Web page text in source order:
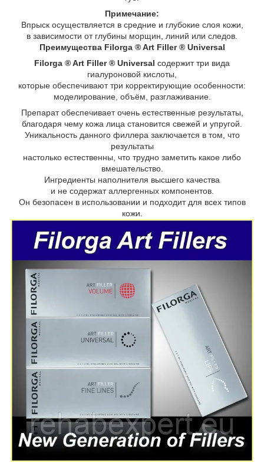
Примечание:
Впрыск осуществляется в средние и глубокие слоя кожи,
в зависимости от глубины морщин, линий или следов.
Преимущества Filorga ® Art Filler ® Universal
Filorga ® Art Filler ® Universal содержит три вида
гиалуроновой кислоты,
которые обеспечивают три корректирующие особенности:
моделирование, объём, разглаживание.
Препарат обеспечивает очень естественные результаты,
благодаря чему кожа лица становится свежей и упругой.
Уникальность данного филлера заключается в том, что
результаты
настолько естественны, что трудно заметить какое либо
вмешательство.
Ингредиенты наполнителя высшего качества
и не содержат аллергенных компонентов.
Он безопасен в использовании и подходит для всех типов
кожи.